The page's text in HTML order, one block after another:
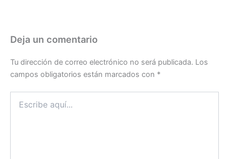
Deja un comentario
Tu dirección de correo electrónico no será publicada. Los
campos obligatorios están marcados con *
aquí...